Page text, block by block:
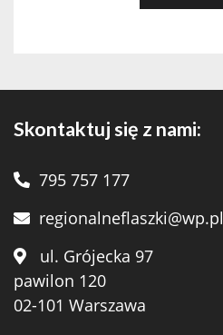
Skontaktuj się z nami:
795 757 177
regionalneflaszki@wp.pl
ul. Grójecka 97
pawilon 120
02-101 Warszawa